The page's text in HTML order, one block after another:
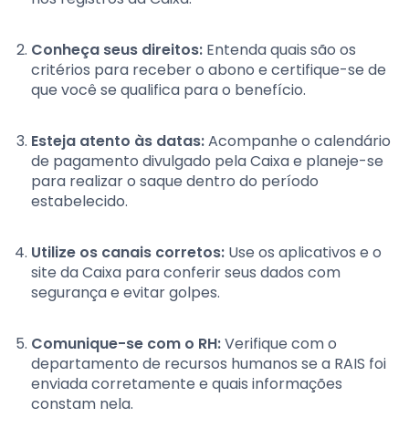
Conheça seus direitos: Entenda quais são os
critérios para receber o abono e certifique-se de
que você se qualifica para o benefício.
Esteja atento às datas:Acompanhe o calendário
de pagamento divulgado pela Caixa e planeje-se
para realizar o saque dentro do período
estabelecido.
Utilize os canais corretos: Use os aplicativos e o
site da Caixa para conferir seus dados com
segurança e evitar golpes.
Comunique-se com o RH:Verifique com o
departamento de recursos humanos se a RAIS foi
enviada corretamente e quais informações
constam nela.